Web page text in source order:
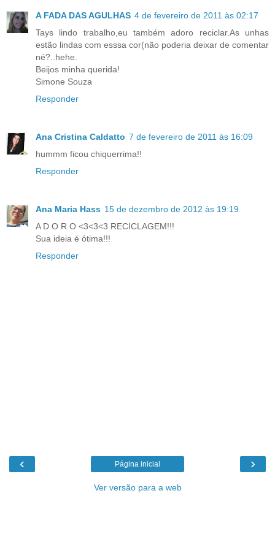
A FADA DAS AGULHAS 4 de fevereiro de 2011 às 02:17
Tays lindo trabalho,eu também adoro reciclar.As unhas
estão lindas com esssa cor(não poderia deixar de comentar
né?..hehe.
Beijos minha querida!
Simone Souza
Responder
Ana Cristina Caldatto 7 de fevereiro de 2011 às 16:09
hummm ficou chiquerrima!!
Responder
Ana Maria Hass 15 de dezembro de 2012 às 19:19
A D O R O <3<3<3 RECICLAGEM!!!
Sua ideia é ótima!!!
Responder
‹ ›
Página inicial
Ver versão para a web